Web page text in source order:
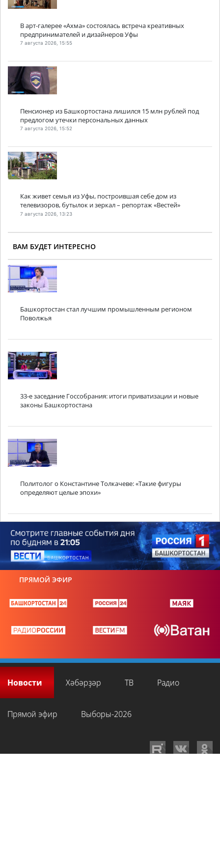
В арт-галерее «Ахма» состоялась встреча креативных
предпринимателей и дизайнеров Уфы
7 августа 2026, 15:55
Пенсионер из Башкортостана лишился 15 млн рублей под
предлогом утечки персональных данных
7 августа 2026, 15:52
Как живет семья из Уфы, построившая себе дом из
телевизоров, бутылок и зеркал – репортаж «Вестей»
7 августа 2026, 13:23
ВАМ БУДЕТ ИНТЕРЕСНО
Башкортостан стал лучшим промышленным регионом
Поволжья
33-е заседание Госсобрания: итоги приватизации и новые
законы Башкортостана
Политолог о Константине Толкачеве: «Такие фигуры
определяют целые эпохи»
ПРЯМОЙ ЭФИР
Новости Хәбәрҙәр ТВ Радио
Прямой эфир Выборы-2026